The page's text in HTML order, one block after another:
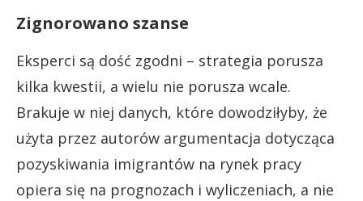
Zignorowano szanse
Eksperci są dość zgodni – strategia porusza
kilka kwestii, a wielu nie porusza wcale.
Brakuje w niej danych, które dowodziłyby, że
użyta przez autorów argumentacja dotycząca
pozyskiwania imigrantów na rynek pracy
opiera się na prognozach i wyliczeniach, a nie